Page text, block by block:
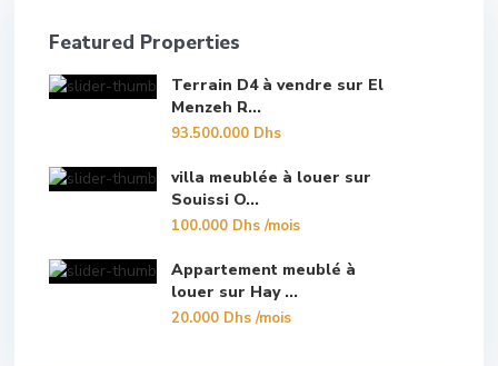
Featured Properties
Terrain D4 à vendre sur El
Menzeh R...
93.500.000 Dhs
villa meublée à louer sur
Souissi O...
100.000 Dhs/mois
Appartement meublé à
louer sur Hay ...
20.000 Dhs/mois